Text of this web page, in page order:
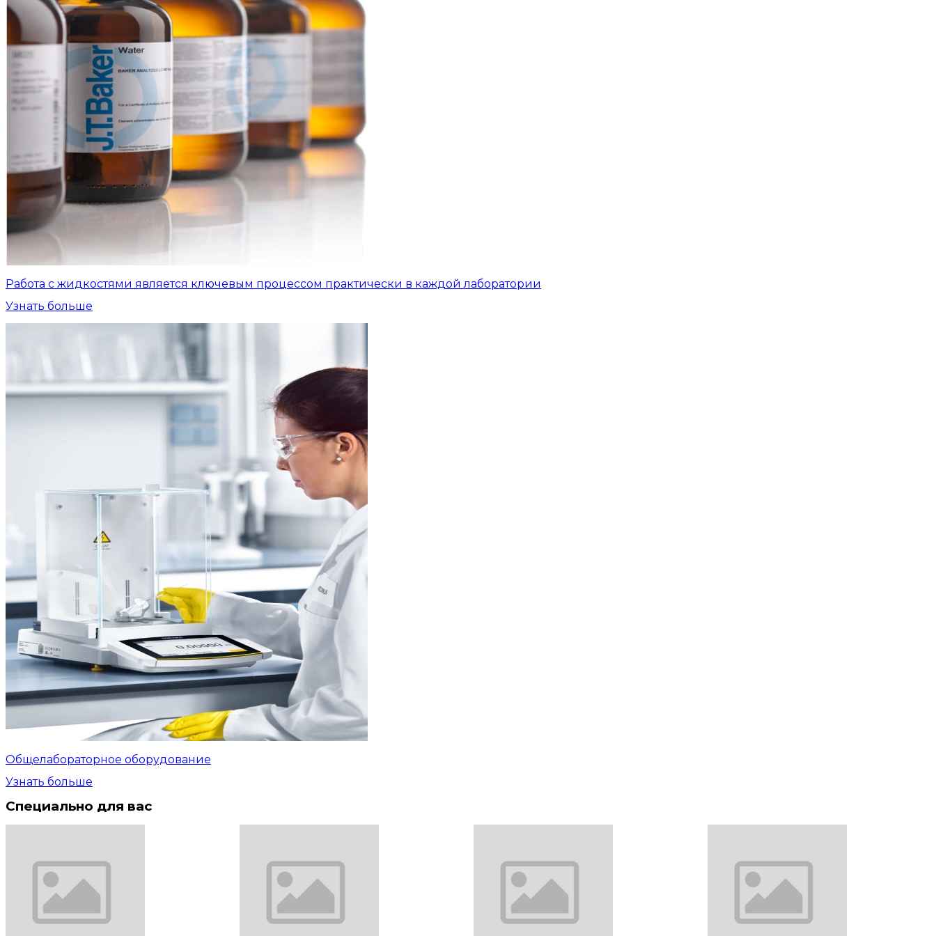
Работа с жидкостями является ключевым процессом практически в каждой лаборатории
Узнать больше
Общелабораторное оборудование
Узнать больше
Специально для вас